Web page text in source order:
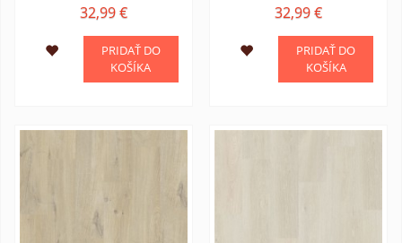
32,99 €
PRIDAŤ DO
KOŠÍKA
32,99 €
PRIDAŤ DO
KOŠÍKA